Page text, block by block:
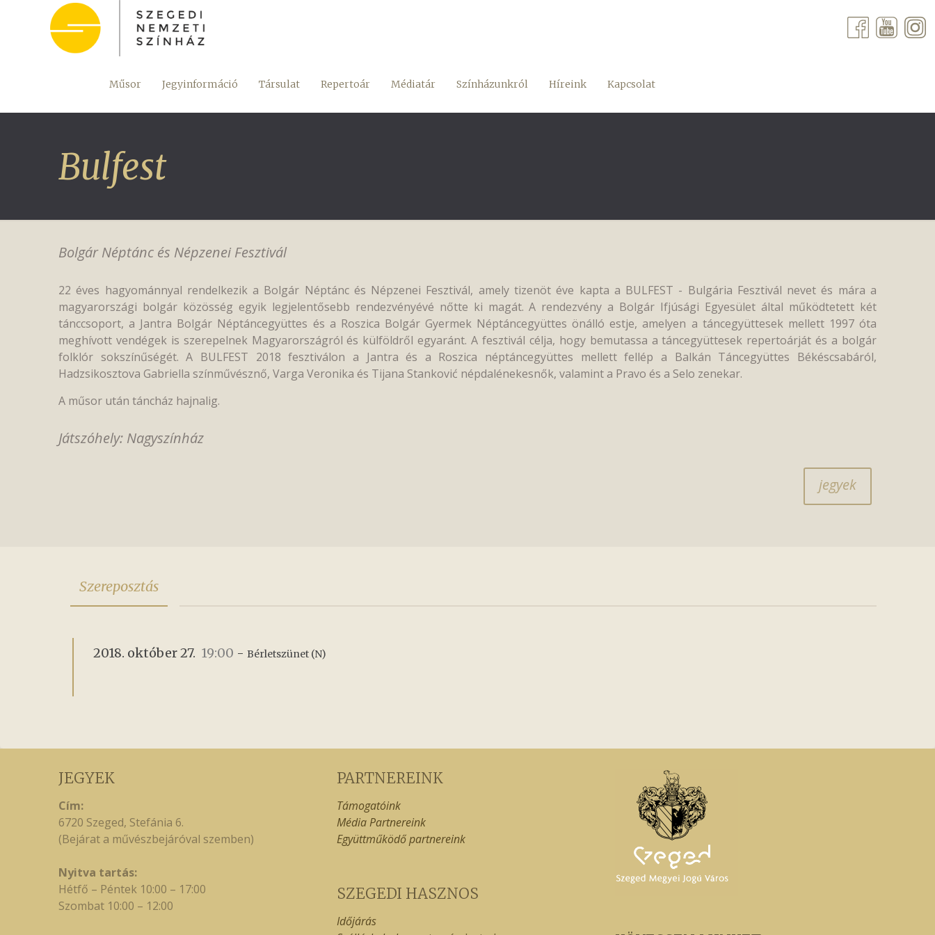
Műsor Jegyinformáció Társulat Repertoár Médiatár Színházunkról Híreink Kapcsolat
Bulfest
Bolgár Néptánc és Népzenei Fesztivál
22 éves hagyománnyal rendelkezik a Bolgár Néptánc és Népzenei Fesztivál, amely tizenöt éve kapta a BULFEST - Bulgária Fesztivál nevet és mára a
magyarországi bolgár közösség egyik legjelentősebb rendezvényévé nőtte ki magát. A rendezvény a Bolgár Ifjúsági Egyesület által működtetett két
tánccsoport, a Jantra Bolgár Néptáncegyüttes és a Roszica Bolgár Gyermek Néptáncegyüttes önálló estje, amelyen a táncegyüttesek mellett 1997 óta
meghívott vendégek is szerepelnek Magyarországról és külföldről egyaránt. A fesztivál célja, hogy bemutassa a táncegyüttesek repertoárját és a bolgár
folklór sokszínűségét. A BULFEST 2018 fesztiválon a Jantra és a Roszica néptáncegyüttes mellett fellép a Balkán Táncegyüttes Békéscsabáról,
Hadzsikosztova Gabriella színművésznő, Varga Veronika és Tijana Stanković népdalénekesnők, valamint a Pravo és a Selo zenekar.
A műsor után táncház hajnalig.
Játszóhely: Nagyszínház
jegyek
Szereposztás
2018. október 27. 19:00 - Bérletszünet (N)
JEGYEK
Cím:
6720 Szeged, Stefánia 6.
(Bejárat a művészbejáróval szemben)
Nyitva tartás:
Hétfő – Péntek 10:00 – 17:00
Szombat 10:00 – 12:00
PARTNEREINK
Támogatóink
Média Partnereink
Együttműködő partnereink
SZEGEDI HASZNOS
Időjárás